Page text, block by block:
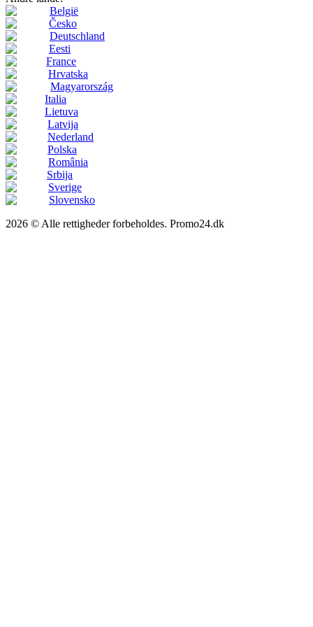
België
Česko
Deutschland
Eesti
France
Hrvatska
Magyarország
Italia
Lietuva
Latvija
Nederland
Polska
România
Srbija
Sverige
Slovensko
2026 © Alle rettigheder forbeholdes. Promo24.dk